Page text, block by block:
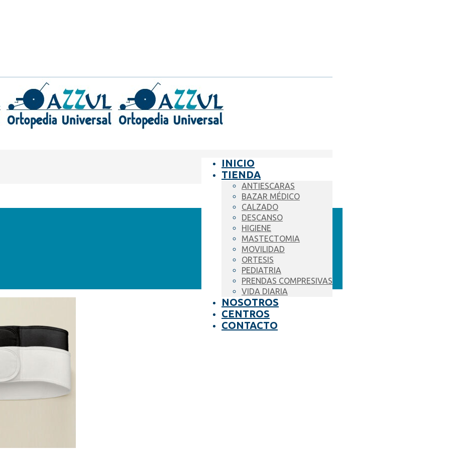
INICIO
TIENDA
ANTIESCARAS
BAZAR MÉDICO
CALZADO
DESCANSO
HIGIENE
MASTECTOMIA
MOVILIDAD
ORTESIS
PEDIATRIA
PRENDAS COMPRESIVAS
VIDA DIARIA
NOSOTROS
CENTROS
CONTACTO